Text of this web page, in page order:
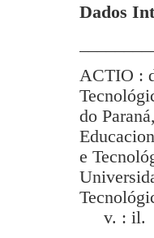
Dados
ACTIO :
do
e
v. : il.